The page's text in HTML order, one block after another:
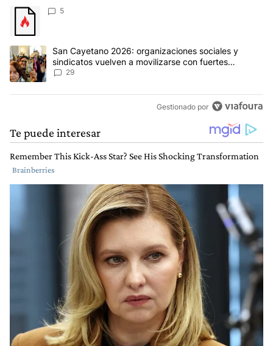
Este listado muestra los artículos con más comentarios en los
Un artículo de tendencia con el título "" con 5 comentarios.
5
Un artículo de tendencia con el título "San Cayetano 2026:
San Cayetano 2026: organizaciones sociales y
sindicatos vuelven a movilizarse con fuertes
reclamos al Gobierno
29
Gestionado por